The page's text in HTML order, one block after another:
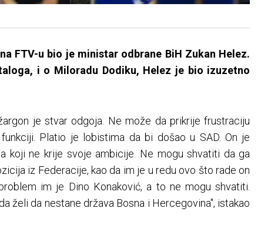
FTV-u bio je ministar odbrane BiH Zukan Helez.
i o Miloradu Dodiku, Helez je bio izuzetno
je stvar odgoja. Ne može da prikrije frustraciju
Platio je lobistima da bi došao u SAD. On je
koji ne krije svoje ambicije. Ne mogu shvatiti da ga
iz Federacije, kao da im je u redu ovo što rade on
im je Dino Konaković, a to ne mogu shvatiti.
želi da nestane država Bosna i Hercegovina", istakao